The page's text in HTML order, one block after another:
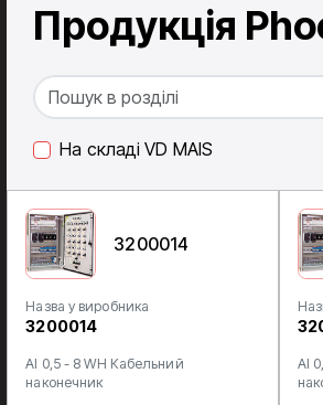
Продукція
На складі VD MAIS
3200014
Назва у виробника
3200014
AI 0,5 - 8 WH Кабельний
наконечник
AI